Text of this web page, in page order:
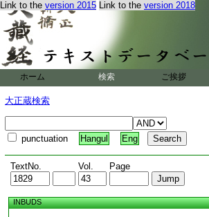
Link to the version 2015 Link to the version 2018
ホーム 検索 ご挨拶
大正蔵検索
punctuation Hangul Eng
TextNo. Vol. Page
INBUDS